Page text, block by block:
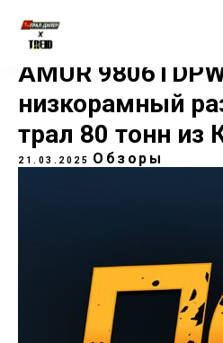
AMUR
низкорамный
трал 80 тонн из
21.03.2025 Обзоры